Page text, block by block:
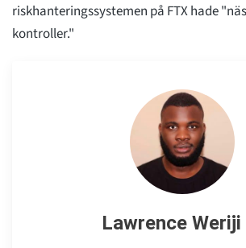
riskhanteringssystemen på FTX hade
kontroller."
Lawrence Weriji